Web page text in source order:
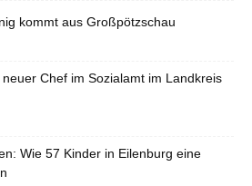
kommt aus Großpötzschau
Chef im Sozialamt im Landkreis
Wie 57 Kinder in Eilenburg eine